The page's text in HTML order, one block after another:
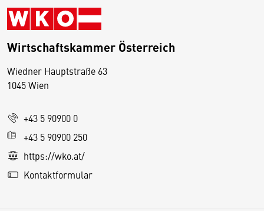
Wirtschaftskammer Österreich
Wiedner Hauptstraße 63
1045 Wien
+43 5 90900 0
+43 5 90900 250
https://wko.at/
Kontaktformular
D
s
e
S
e